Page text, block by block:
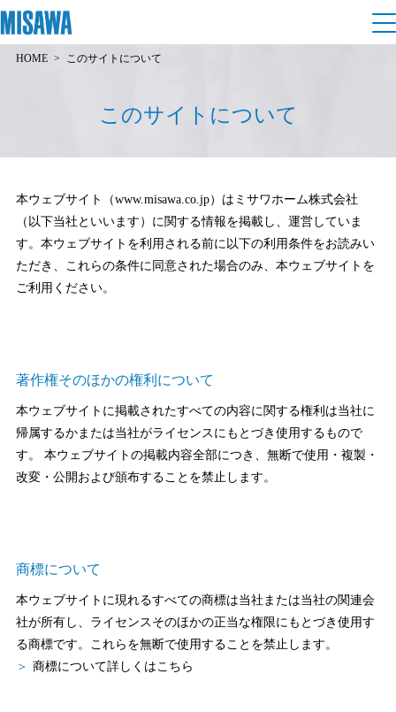
デザイン
テクノロジー（住まいの性能）
インテリア
住まいづくりガイド
買う
スムストック検索
分譲マンション検索
個人のお客さま
賃貸住宅
賃貸併用住宅
土地活用モデルルーム見学
土地活用実例
法人のお客さま
社宅建築
医療・介護・子育て・障がい福祉施設
これから土地活用・賃貸経営をご検討の方
リフォーム
戸建て・マンション
リフォームメニュー
リフォーム事例
事業用
ホテル・旅館リフォーム
リフォーム営業所
まちづくり
再開発・官民連携事業
分譲マンション開発事業
収益不動産・投資開発事業
事業用売買
事業用地・事業用建物
サポートメニュー
住まいるりんぐ（ロングサポート）
保証制度
ご相談窓口
お客様センター
企業・IR情報
企業・IR
ニュース
ミサワホームグループ
IR情報
SDGs
展示場・イベント情報
カタログ請求
住まいのご相談
HOME このサイトについて
このサイトについて
本ウェブサイト（www.misawa.co.jp）はミサワホーム株式会社
（以下当社といいます）に関する情報を掲載し、運営していま
す。本ウェブサイトを利用される前に以下の利用条件をお読みい
ただき、これらの条件に同意された場合のみ、本ウェブサイトを
ご利用ください。
著作権そのほかの権利について
本ウェブサイトに掲載されたすべての内容に関する権利は当社に
帰属するかまたは当社がライセンスにもとづき使用するもので
す。 本ウェブサイトの掲載内容全部につき、無断で使用・複製・
改変・公開および頒布することを禁止します。
商標について
本ウェブサイトに現れるすべての商標は当社または当社の関連会
社が所有し、ライセンスそのほかの正当な権限にもとづき使用す
る商標です。これらを無断で使用することを禁止します。
商標について詳しくはこちら